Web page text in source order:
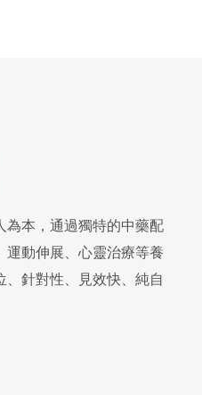
為本，通過獨特的中藥配
動伸展、心靈治療等養
針對性、見效快、純自